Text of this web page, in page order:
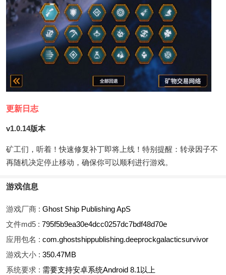
更新日志
v1.0.14版本
矿工们，听着！快速修复补丁即将上线！特别提醒：转录因子不
再随机决定停止移动，确保你可以顺利进行游戏。
游戏信息
游戏厂商 : Ghost Ship Publishing ApS
文件md5 : 795f5b9ea30e4dcc0257dc7bdf48d70e
应用包名 : com.ghostshippublishing.deeprockgalacticsurvivor
游戏大小 : 350.47MB
系统要求 : 需要支持安卓系统Android 8.1以上